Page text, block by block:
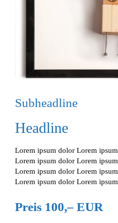
Subheadline
Headline
Lorem ipsum dolor Lorem
Lorem ipsum dolor Lorem
Lorem ipsum dolor Lorem
Lorem ipsum dolor Lorem
Preis 100,– EUR